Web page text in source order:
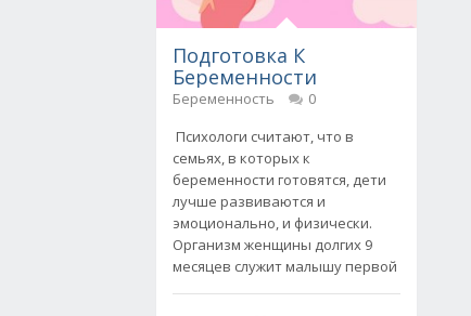
Подготовка К
Беременности
Беременность
0
Психологи считают, что в
семьях, в которых к
беременности готовятся, дети
лучше развиваются и
эмоционально, и физически.
Организм женщины долгих 9
месяцев служит малышу первой